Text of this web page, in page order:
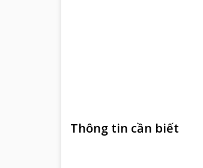
Thông tin cần biết